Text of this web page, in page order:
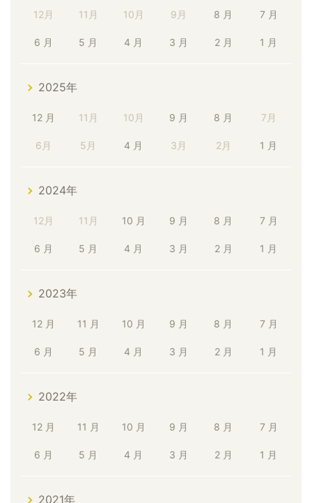
12月 11月 10月 9月 8 月 7 月
6 月 5 月 4 月 3 月 2 月 1 月
2025年
12 月 11月 10月 9 月 8 月 7月
6月 5月 4 月 3月 2月 1 月
2024年
12月 11月 10 月 9 月 8 月 7 月
6 月 5 月 4 月 3 月 2 月 1 月
2023年
12 月 11 月 10 月 9 月 8 月 7 月
6 月 5 月 4 月 3 月 2 月 1 月
2022年
12 月 11 月 10 月 9 月 8 月 7 月
6 月 5 月 4 月 3 月 2 月 1 月
2021年